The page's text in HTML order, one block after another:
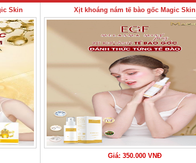
Skin Xịt khoáng nám tế bào gốc Magic Skin
Giá: 350.000 VNĐ